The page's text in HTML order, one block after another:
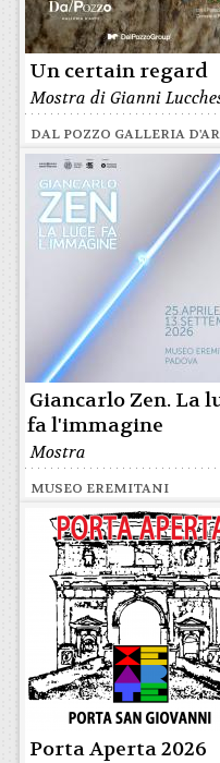
Un certain regard
Mostra di Gianni
DAL POZZO GALLERIA
Giancarlo Zen. La
fa l'immagine
Mostra
MUSEO EREMITANI
Porta Aperta 2026